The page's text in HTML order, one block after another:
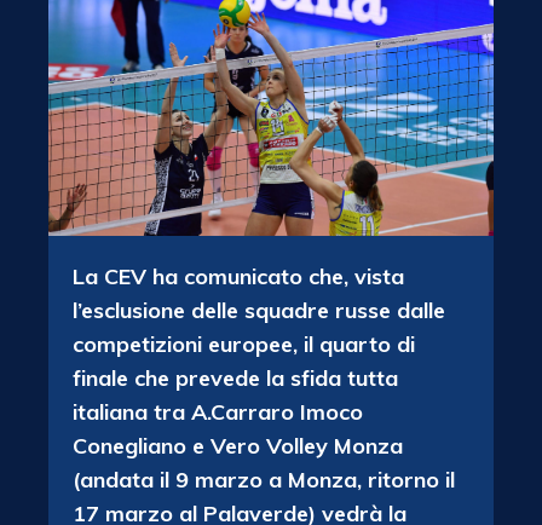
La CEV ha comunicato che, vista
l’esclusione delle squadre russe dalle
competizioni europee, il quarto di
finale che prevede la sfida tutta
italiana tra A.Carraro Imoco
Conegliano e Vero Volley Monza
(andata il 9 marzo a Monza, ritorno il
17 marzo al Palaverde) vedrà la